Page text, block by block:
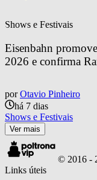
Shows e Festivais
Eisenbahn
2026 e confirma
por Otavio Pinheiro
há 7 dias
Shows e Festivais
Ver mais
© 2016 -
Links úteis